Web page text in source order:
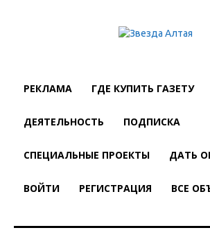
РЕКЛАМА ГДЕ КУПИТЬ ГАЗЕТУ
ДЕЯТЕЛЬНОСТЬ ПОДПИСКА
СПЕЦИАЛЬНЫЕ ПРОЕКТЫ ДАТЬ
ВОЙТИ РЕГИСТРАЦИЯ ВСЕ